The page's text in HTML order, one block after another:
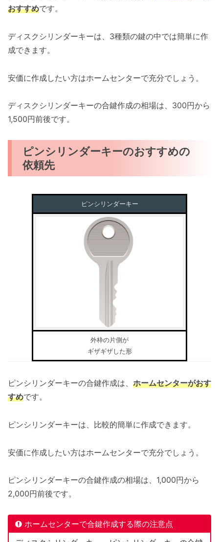
おすすめです。
ディスクシリンダーキーは、3種類の鍵の中では簡単に作
成できます。
安価に作成したい方はホームセンターで充分でしょう。
ディスクシリンダーキーの合鍵作成の相場は、300円から
1,500円前後です。
ピンシリンダーキーのおすすめの
依頼先
ピンシリンダーキー
外枠の片側が
ギザギザした形
ピンシリンダーキーの合鍵作成は、 ホームセンターがおす
すめです。
ピンシリンダーキーは、比較的簡単に作成できます。
安価に作成したい方はホームセンターで充分でしょう。
ピンシリンダーキーの合鍵作成の相場は、1,000円から
2,000円前後です。
ホームセンターで合鍵作成する際の注意点